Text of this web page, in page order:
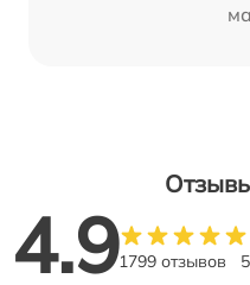
4.91799 отзывов